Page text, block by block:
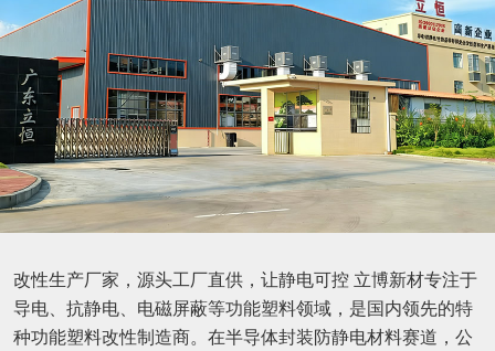
改性生产厂家，源头工厂直供，让静电可控 立博新材专注于
导电、抗静电、电磁屏蔽等功能塑料领域，是国内领先的特
种功能塑料改性制造商。在半导体封装防静电材料赛道，公